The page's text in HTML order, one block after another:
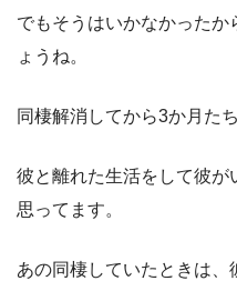
でもそうはいかなかったか
ょうね。
同棲解消してから3か月たち
彼と離れた生活をして彼が
思ってます。
あの同棲していたときは、